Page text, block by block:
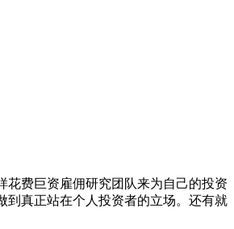
花费巨资雇佣研究团队来为自己的投资
到真正站在个人投资者的立场。还有就